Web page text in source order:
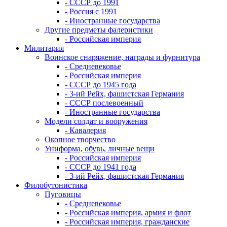
- СССР до 1991
- Россия с 1991
- Иностранные государства
Другие предметы фалеристики
- Российская империя
Милитария
Воинское снаряжение, награды и фурнитура
- Средневековье
- Российская империя
- СССР до 1945 года
- 3-ий Рейх, фашистская Германия
- СССР послевоенный
- Иностранные государства
Модели солдат и вооружения
- Кавалерия
Окопное творчество
Униформа, обувь, личные вещи
- Российская империя
- СССР до 1941 года
- 3-ий Рейх, фашистская Германия
Филобутонистика
Пуговицы
- Средневековье
- Российская империя, армия и флот
- Российская империя, гражданские